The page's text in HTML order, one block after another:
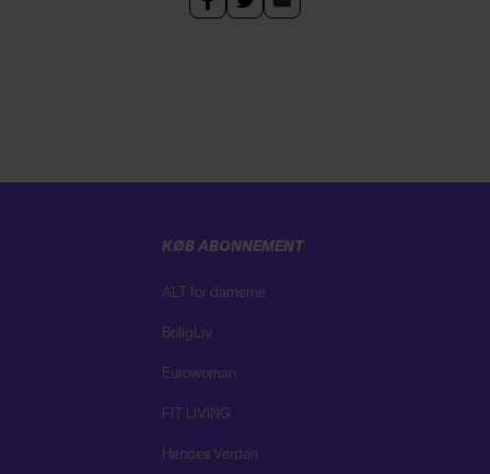
KØB ABONNEMENT
ALT for damerne
BoligLiv
Eurowoman
FIT LIVING
Hendes Verden